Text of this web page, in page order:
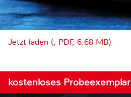
Jetzt laden (, PDF, 6.68 MB)
kostenloses Probeexemplar